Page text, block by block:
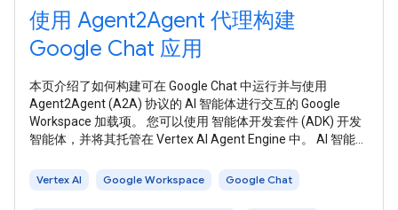
使用 Agent2Agent 代理构建
Google Chat 应用
本页介绍了如何构建可在 Google Chat 中运行并与使用
Agent2Agent (A2A) 协议的 AI 智能体进行交互的 Google
Workspace 加载项。 您可以使用 智能体开发套件 (ADK) 开发
智能体，并将其托管在 Vertex AI Agent Engine 中。 AI 智能体
现既定目标。在本教程中，您将部署 LLM Auditor 多智能体示
Vertex AI Google Workspace Google Chat